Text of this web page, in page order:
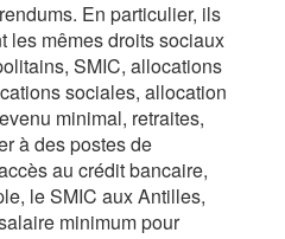
En particulier, ils
les mêmes droits sociaux
SMIC, allocations
sociales, allocation
minimal, retraites,
à des postes de
au crédit bancaire,
le SMIC aux Antilles,
minimum pour